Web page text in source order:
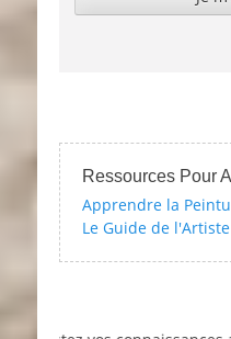
Ressources Pour
Apprendre la
Le Guide de l'Artiste